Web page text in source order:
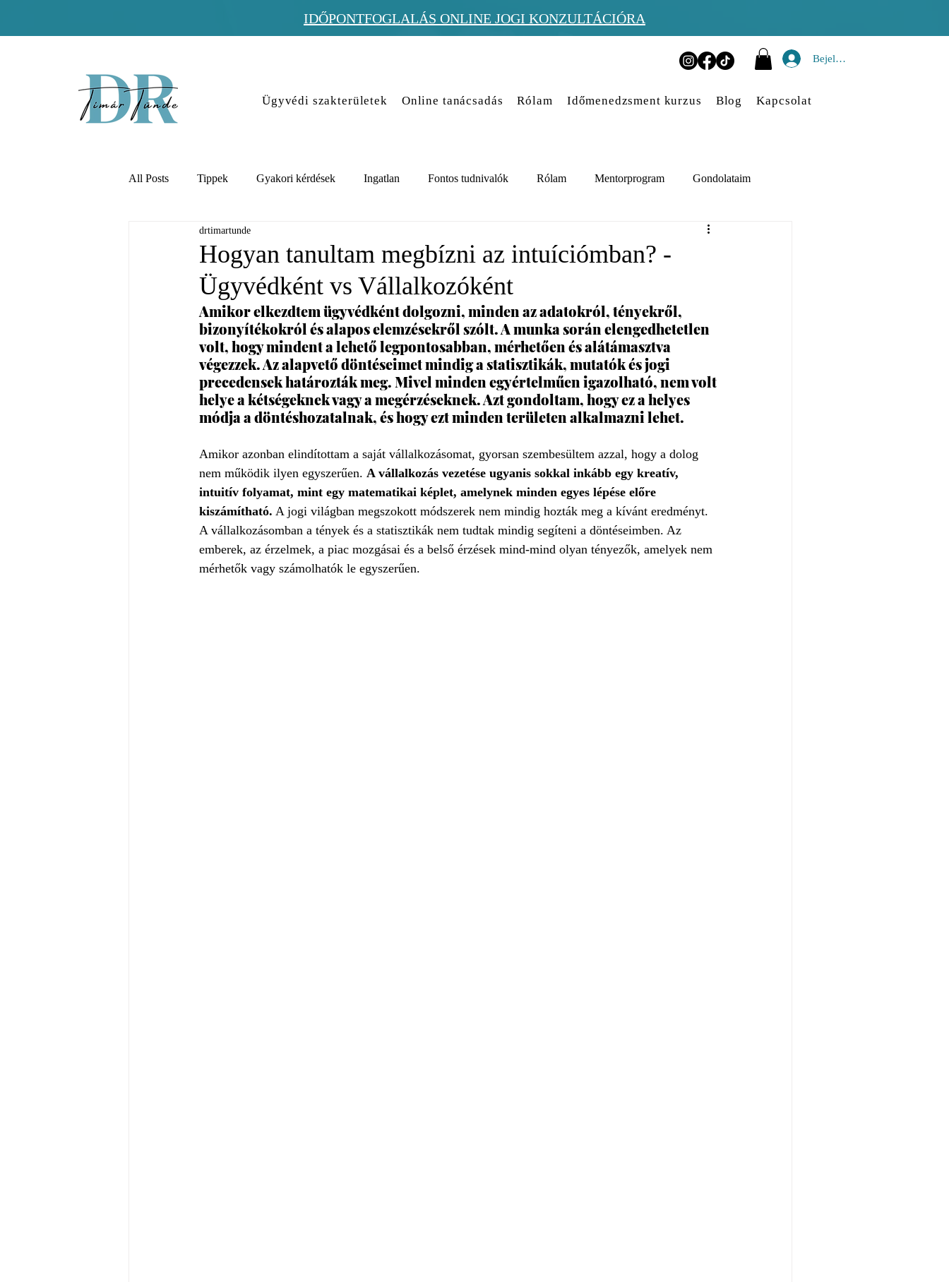
IDŐPONTFOGLALÁS ONLINE JOGI KONZULTÁCIÓRA
Bejelentkezés
Ügyvédi szakterületek Online tanácsadás Rólam Időmenedzsment kurzus Blog Kapcsolat
All Posts Tippek Gyakori kérdések Ingatlan Fontos tudnivalók Rólam Mentorprogram Gondolataim
Hogyan tanultam megbízni az intuíciómban? -
Ügyvédként vs Vállalkozóként
drtimartunde
Amikor elkezdtem ügyvédként dolgozni, minden az adatokról, tényekről,
bizonyítékokról és alapos elemzésekről szólt. A munka során elengedhetetlen
volt, hogy mindent a lehető legpontosabban, mérhetően és alátámasztva
végezzek. Az alapvető döntéseimet mindig a statisztikák, mutatók és jogi
precedensek határozták meg. Mivel minden egyértelműen igazolható, nem volt
helye a kétségeknek vagy a megérzéseknek. Azt gondoltam, hogy ez a helyes
módja a döntéshozatalnak, és hogy ezt minden területen alkalmazni lehet.
Amikor azonban elindítottam a saját vállalkozásomat, gyorsan szembesültem azzal, hogy a dolog
nem működik ilyen egyszerűen. A vállalkozás vezetése ugyanis sokkal inkább egy kreatív,
intuitív folyamat, mint egy matematikai képlet, amelynek minden egyes lépése előre
kiszámítható. A jogi világban megszokott módszerek nem mindig hozták meg a kívánt eredményt.
A vállalkozásomban a tények és a statisztikák nem tudtak mindig segíteni a döntéseimben. Az
emberek, az érzelmek, a piac mozgásai és a belső érzések mind-mind olyan tényezők, amelyek nem
mérhetők vagy számolhatók le egyszerűen.